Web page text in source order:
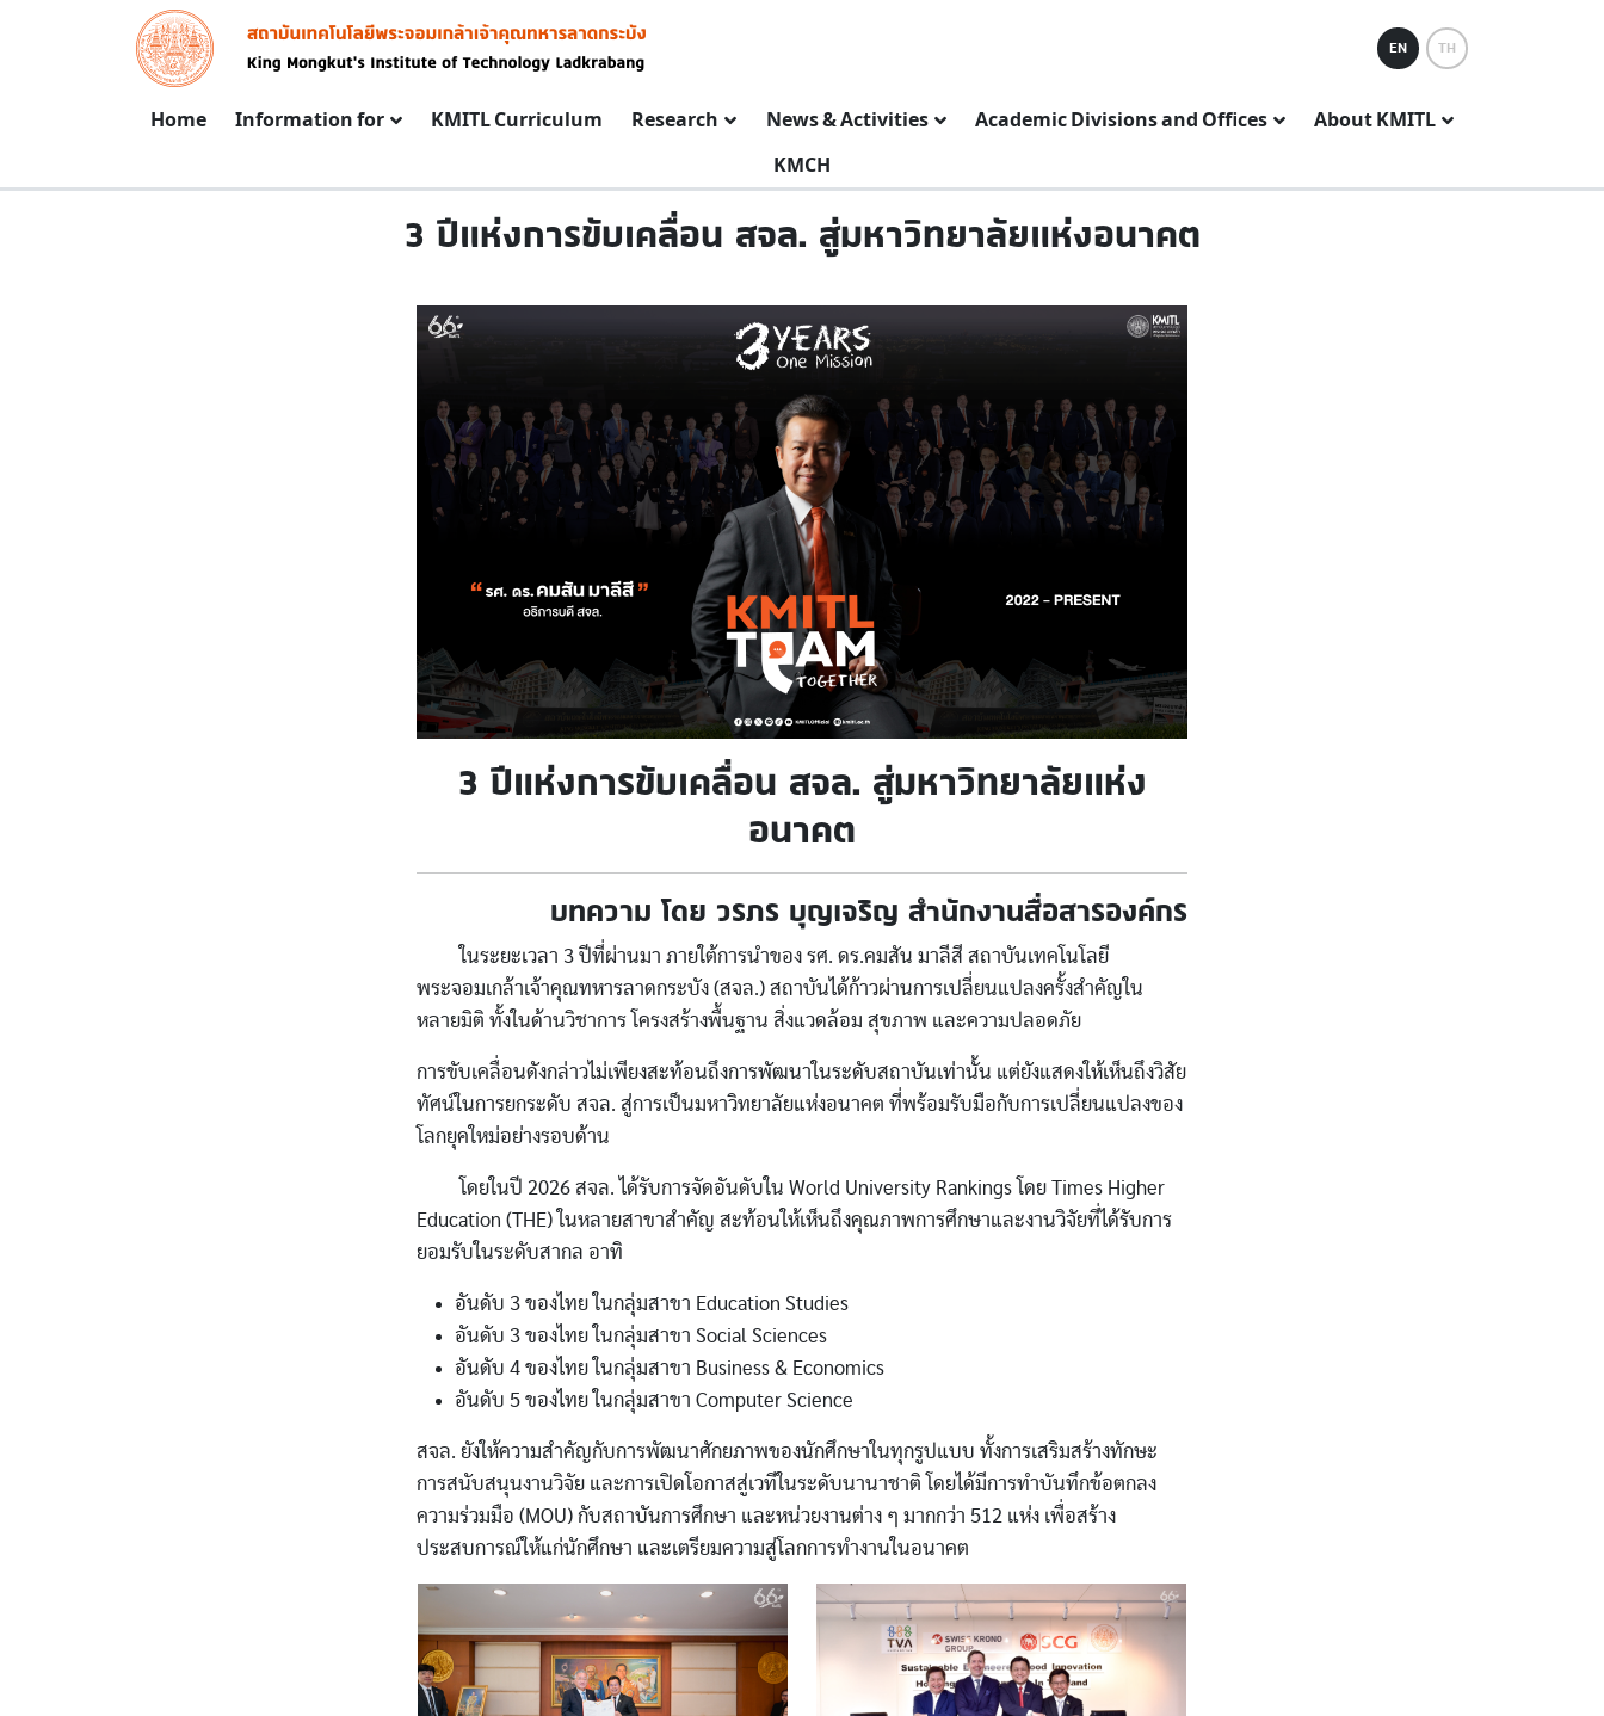
Skip to main content
Image
EN TH
Main navigation
Home Information for KMITL Curriculum Research News & Activities Academic Divisions and Offices
About KMITL
KMCH
3 ปีแห่งการขับเคลื่อน สจล. สู่มหาวิทยาลัยแห่งอนาคต
3 ปีแห่งการขับเคลื่อน สจล. สู่มหาวิทยาลัยแห่ง
อนาคต
บทความ โดย วรภร บุญเจริญ สำนักงานสื่อสารองค์กร
ในระยะเวลา 3 ปีที่ผ่านมา ภายใต้การนำของ รศ. ดร.คมสัน มาลีสี สถาบันเทคโนโลยี
พระจอมเกล้าเจ้าคุณทหารลาดกระบัง (สจล.) สถาบันได้ก้าวผ่านการเปลี่ยนแปลงครั้งสำคัญใน
หลายมิติ ทั้งในด้านวิชาการ โครงสร้างพื้นฐาน สิ่งแวดล้อม สุขภาพ และความปลอดภัย
การขับเคลื่อนดังกล่าวไม่เพียงสะท้อนถึงการพัฒนาในระดับสถาบันเท่านั้น แต่ยังแสดงให้เห็นถึงวิสัย
ทัศน์ในการยกระดับ สจล. สู่การเป็นมหาวิทยาลัยแห่งอนาคต ที่พร้อมรับมือกับการเปลี่ยนแปลงของ
โลกยุคใหม่อย่างรอบด้าน
โดยในปี 2026 สจล. ได้รับการจัดอันดับใน World University Rankings โดย Times Higher
Education (THE) ในหลายสาขาสำคัญ สะท้อนให้เห็นถึงคุณภาพการศึกษาและงานวิจัยที่ได้รับการ
ยอมรับในระดับสากล อาทิ
อันดับ 3 ของไทย ในกลุ่มสาขา Education Studies
อันดับ 3 ของไทย ในกลุ่มสาขา Social Sciences
อันดับ 4 ของไทย ในกลุ่มสาขา Business & Economics
อันดับ 5 ของไทย ในกลุ่มสาขา Computer Science
สจล. ยังให้ความสำคัญกับการพัฒนาศักยภาพของนักศึกษาในทุกรูปแบบ ทั้งการเสริมสร้างทักษะ
การสนับสนุนงานวิจัย และการเปิดโอกาสสู่เวทีในระดับนานาชาติ โดยได้มีการทำบันทึกข้อตกลง
ความร่วมมือ (MOU) กับสถาบันการศึกษา และหน่วยงานต่าง ๆ มากกว่า 512 แห่ง เพื่อสร้าง
ประสบการณ์ให้แก่นักศึกษา และเตรียมความสู่โลกการทำงานในอนาคต
Image